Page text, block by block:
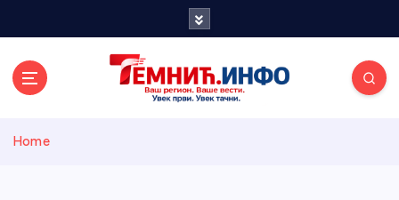
Home